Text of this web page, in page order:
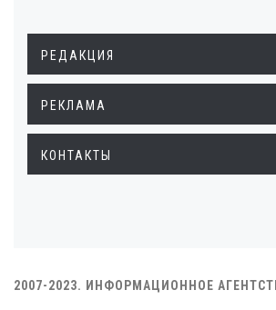
РЕДАКЦИЯ
РЕКЛАМА
КОНТАКТЫ
2007-2023. ИНФОРМАЦИОННОЕ